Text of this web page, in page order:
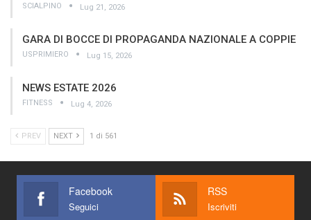
SCIALPINO Lug 21, 2026
GARA DI BOCCE DI PROPAGANDA NAZIONALE A COPPIE
USPRIMIERO Lug 15, 2026
NEWS ESTATE 2026
FITNESS Lug 4, 2026
PREV NEXT 1 di 561
Facebook
Seguici
RSS
Iscriviti